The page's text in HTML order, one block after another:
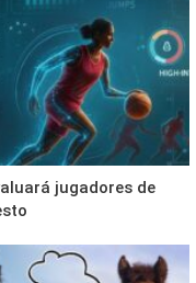
jugadores de